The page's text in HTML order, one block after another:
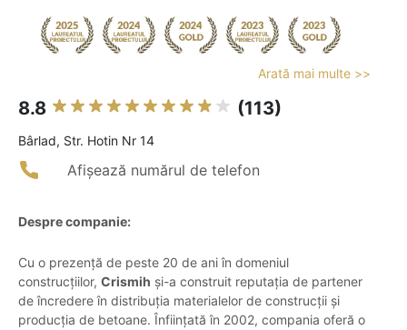
Arată mai multe >>
8.8 (113)
Bârlad, Str. Hotin Nr 14
Afișează numărul de telefon
Despre companie:
Cu o prezență de peste 20 de ani în domeniul
construcțiilor, Crismih și-a construit reputația de partener
de încredere în distribuția materialelor de construcții și
producția de betoane. Înființată în 2002, compania oferă o